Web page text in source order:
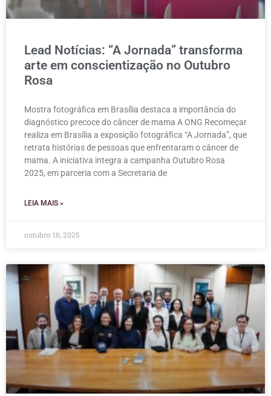
Lead Notícias: “A Jornada” transforma
arte em conscientização no Outubro
Rosa
Mostra fotográfica em Brasília destaca a importância do
diagnóstico precoce do câncer de mama A ONG Recomeçar
realiza em Brasília a exposição fotográfica “A Jornada”, que
retrata histórias de pessoas que enfrentaram o câncer de
mama. A iniciativa integra a campanha Outubro Rosa
2025, em parceria com a Secretaria de
LEIA MAIS »
outubro 16, 2025